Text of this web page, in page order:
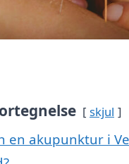
skjul
en akupunktur i